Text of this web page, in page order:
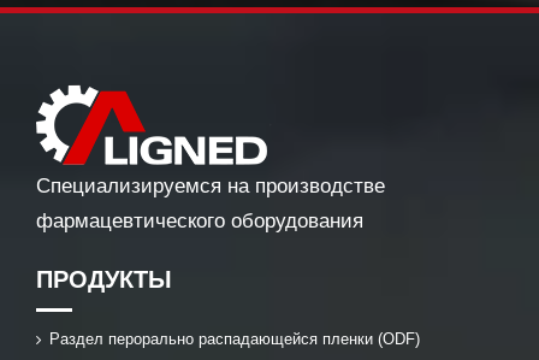
Специализируемся на производстве
фармацевтического оборудования
ПРОДУКТЫ
Раздел перорально распадающейся пленки (ODF)